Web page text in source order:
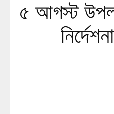
৫ আগস্ট